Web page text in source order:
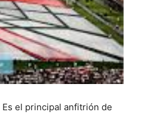
el principal anfitrión de